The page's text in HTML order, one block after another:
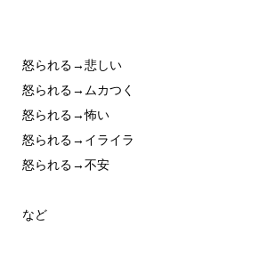
怒られる→悲しい
怒られる→ムカつく
怒られる→怖い
怒られる→イライラ
怒られる→不安
など